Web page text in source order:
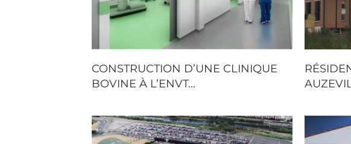
CONSTRUCTION D’UNE CLINIQUE
BOVINE À L’ENVT…